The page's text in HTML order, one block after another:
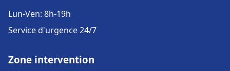
Lun-Ven: 8h-19h
Service d'urgence 24/7
Zone intervention